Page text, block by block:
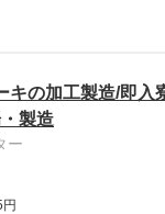
キの加工製造/即入
製造
ー